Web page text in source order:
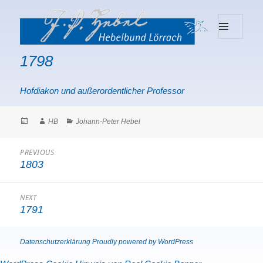
Hebelbund Lörrach
1798
Hofdiakon und außerordentlicher Professor
PostedAuthor
HB Categories
Johann-Peter Hebel
PREVIOUS
Previous
1803
NEXT
Next
1791
Datenschutzerklärung Proudly powered by WordPress